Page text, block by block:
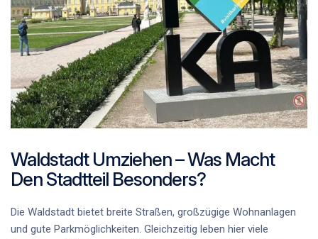
Waldstadt Umziehen – Was Macht
Den Stadtteil Besonders?
Die Waldstadt bietet breite Straßen, großzügige Wohnanlagen
und gute Parkmöglichkeiten. Gleichzeitig leben hier viele